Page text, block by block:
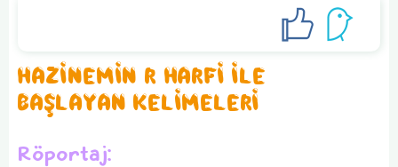
HAZİNEMİN R HARFİ İLE
BAŞLAYAN KELİMELERİ
Röportaj: